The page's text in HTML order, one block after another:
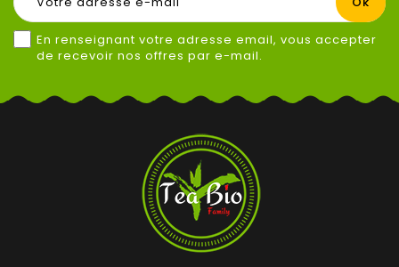
En renseignant votre adresse email, vous accepter
de recevoir nos offres par e-mail.